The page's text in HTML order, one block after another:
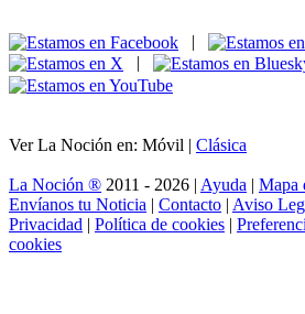
|
|
Ver La Noción en: Móvil | Clásica
La Noción ® 2011 - 2026 | Ayuda | Mapa
Envíanos tu Noticia | Contacto | Aviso
Privacidad | Política de cookies |
cookies